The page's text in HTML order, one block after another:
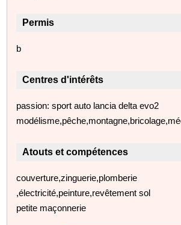
Permis
b
Centres d'intérêts
passion: sport auto lancia delta evo2
Atouts et compétences
couverture,zinguerie,plomberie
,électricité,peinture,revêtement sol
petite maçonnerie